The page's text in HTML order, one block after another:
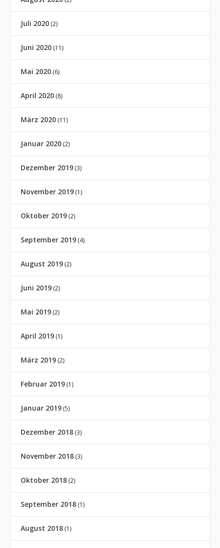
Juli 2020 (2)
Juni 2020 (11)
Mai 2020 (6)
April 2020 (8)
März 2020 (11)
Januar 2020 (2)
Dezember 2019 (3)
November 2019 (1)
Oktober 2019 (2)
September 2019 (4)
August 2019 (2)
Juni 2019 (2)
Mai 2019 (2)
April 2019 (1)
März 2019 (2)
Februar 2019 (1)
Januar 2019 (5)
Dezember 2018 (3)
November 2018 (3)
Oktober 2018 (2)
September 2018 (1)
August 2018 (1)